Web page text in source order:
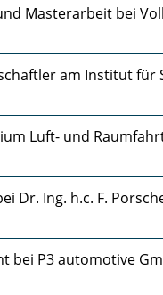
Masterarbeit bei
am Institut für
Luft- und
Dr. Ing. h.c. F.
bei P3 automotive